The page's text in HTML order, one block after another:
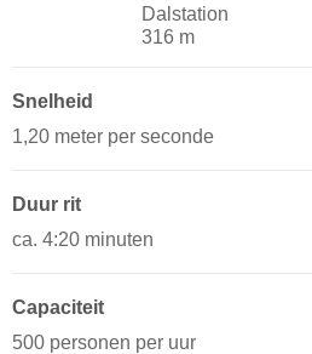
Dalstation
316 m
Snelheid
1,20 meter per seconde
Duur rit
ca. 4:20 minuten
Capaciteit
500 personen per uur